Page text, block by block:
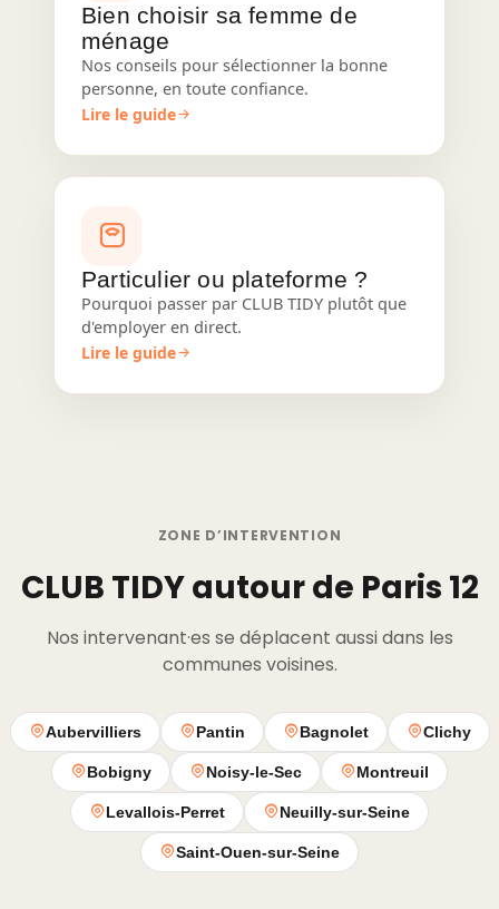
Bien choisir sa femme de
ménage
Nos conseils pour sélectionner la bonne
personne, en toute confiance.
Lire le guide
Particulier ou plateforme ?
Pourquoi passer par CLUB TIDY plutôt que
d'employer en direct.
Lire le guide
ZONE D’INTERVENTION
CLUB TIDY autour de Paris 12
Nos intervenant·es se déplacent aussi dans les
communes voisines.
Aubervilliers Pantin Bagnolet Clichy
Bobigny Noisy-le-Sec Montreuil
Levallois-Perret Neuilly-sur-Seine
Saint-Ouen-sur-Seine